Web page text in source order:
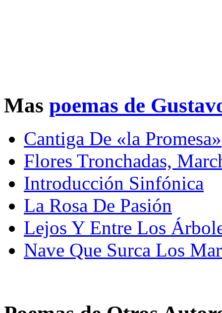
Mas poemas de
Cantiga De «la Promesa»
Flores Tronchadas,
Introducción Sinfónica
La Rosa De Pasión
Lejos Y Entre Los
Nave Que Surca Los